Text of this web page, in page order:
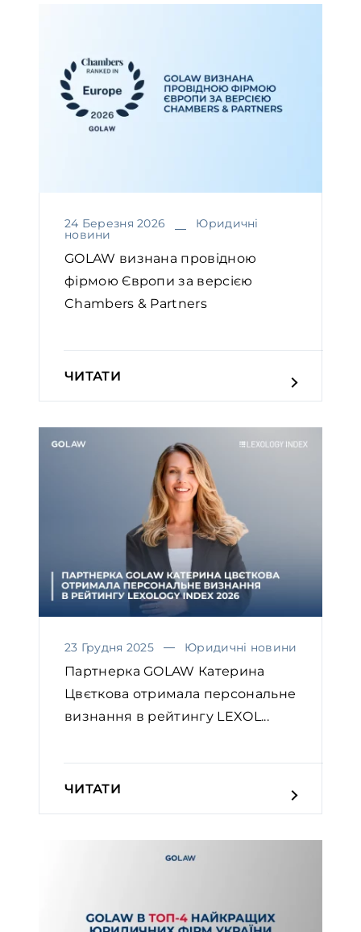
24 Березня 2026 Юридичні
новини
GOLAW визнана провідною
фірмою Європи за версією
Chambers & Partners￼
ЧИТАТИ
23 Грудня 2025 Юридичні новини
Партнерка GOLAW Катерина
Цвєткова отримала персональне
визнання в рейтингу LEXOL...
ЧИТАТИ